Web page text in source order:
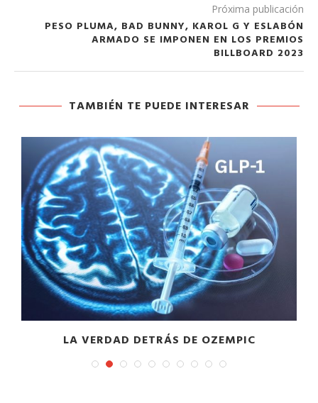
Próxima publicación
PESO PLUMA, BAD BUNNY, KAROL G Y ESLABÓN
ARMADO SE IMPONEN EN LOS PREMIOS
BILLBOARD 2023
TAMBIÉN TE PUEDE INTERESAR
LA VERDAD DETRÁS DE OZEMPIC